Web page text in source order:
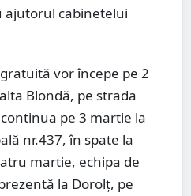
ajutorul cabinetelui
vor începe pe 2
Blondă, pe strada
pe 3 martie la
nr.437, în spate la
martie, echipa de
la Dorolț, pe